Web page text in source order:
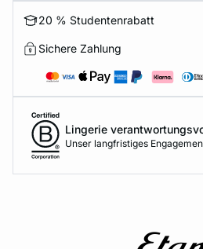
20 % Studentenrabatt
Sichere Zahlung
Lingerie
Unser langfristiges